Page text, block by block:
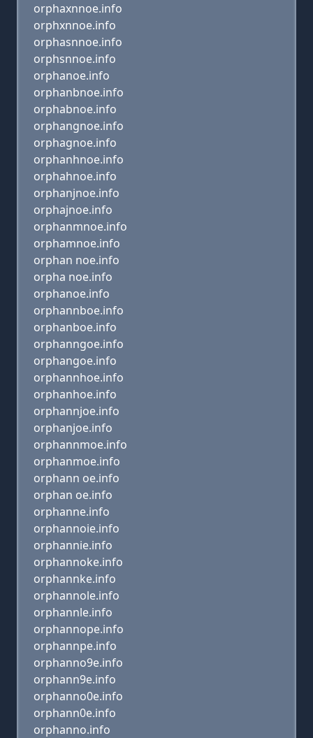
orphaxnnoe.info
orphxnnoe.info
orphasnnoe.info
orphsnnoe.info
orphanoe.info
orphanbnoe.info
orphabnoe.info
orphangnoe.info
orphagnoe.info
orphanhnoe.info
orphahnoe.info
orphanjnoe.info
orphajnoe.info
orphanmnoe.info
orphamnoe.info
orphan noe.info
orpha noe.info
orphanoe.info
orphannboe.info
orphanboe.info
orphanngoe.info
orphangoe.info
orphannhoe.info
orphanhoe.info
orphannjoe.info
orphanjoe.info
orphannmoe.info
orphanmoe.info
orphann oe.info
orphan oe.info
orphanne.info
orphannoie.info
orphannie.info
orphannoke.info
orphannke.info
orphannole.info
orphannle.info
orphannope.info
orphannpe.info
orphanno9e.info
orphann9e.info
orphanno0e.info
orphann0e.info
orphanno.info